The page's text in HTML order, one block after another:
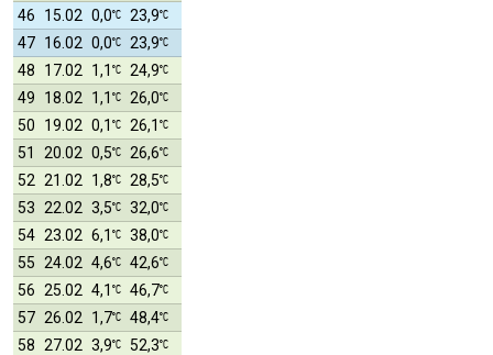
46
15.02 0,0
23,9
47 16.02 0,0
23,9
48
17.02 1,1
24,9
49
18.02 1,1
26,0
50
19.02 0,1
26,1
51
20.02 0,5
26,6
52 21.02 1,8
28,5
53 22.02 3,5
32,0
54 23.02 6,1
38,0
55 24.02 4,6
42,6
56 25.02 4,1
46,7
57 26.02 1,7
48,4
58 27.02 3,9
52,3